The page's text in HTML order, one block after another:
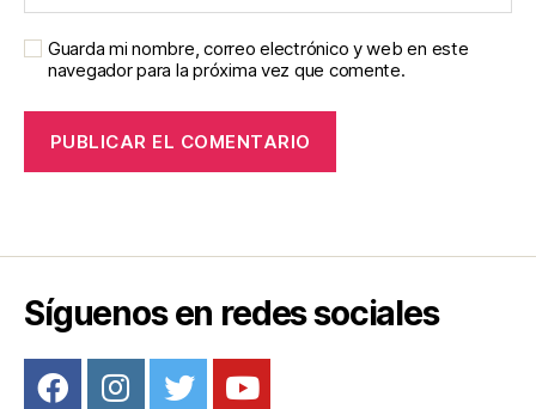
Guarda mi nombre, correo electrónico y web en este
navegador para la próxima vez que comente.
Síguenos en redes sociales